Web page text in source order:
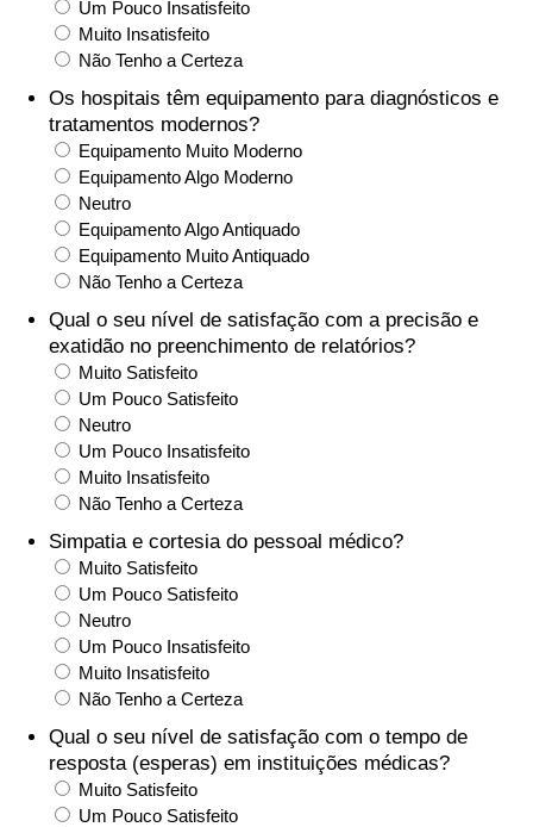
Um Pouco Insatisfeito
Muito Insatisfeito
Não Tenho a Certeza
Os hospitais têm equipamento para diagnósticos e
tratamentos modernos?
Equipamento Muito Moderno
Equipamento Algo Moderno
Neutro
Equipamento Algo Antiquado
Equipamento Muito Antiquado
Não Tenho a Certeza
Qual o seu nível de satisfação com a precisão e
exatidão no preenchimento de relatórios?
Muito Satisfeito
Um Pouco Satisfeito
Neutro
Um Pouco Insatisfeito
Muito Insatisfeito
Não Tenho a Certeza
Simpatia e cortesia do pessoal médico?
Muito Satisfeito
Um Pouco Satisfeito
Neutro
Um Pouco Insatisfeito
Muito Insatisfeito
Não Tenho a Certeza
Qual o seu nível de satisfação com o tempo de
resposta (esperas) em instituições médicas?
Muito Satisfeito
Um Pouco Satisfeito
Indicador de Saúde
Indicador de Saúde por País
Poluição
Indicador de Poluição (Atual)
Índice de poluição
Indicador de Poluição por País
Trânsito
Indicador de Trânsito
Indicador de Trânsito (Atual)
Indicador de Trânsito por País